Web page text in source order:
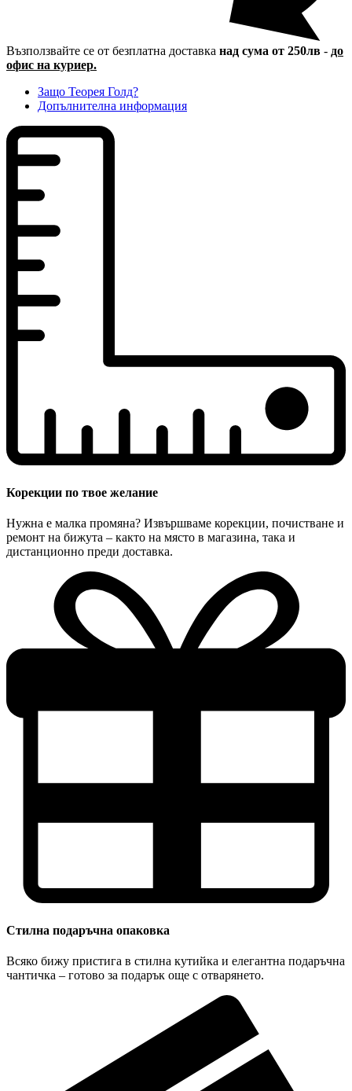
Възползвайте се от безплатна доставка над сума от 250лв - до
офис на куриер.
Защо Теорея Голд?
Допълнителна информация
Корекции по твое желание
Нужна е малка промяна? Извършваме корекции, почистване и
ремонт на бижута – както на място в магазина, така и
дистанционно преди доставка.
Стилна подаръчна опаковка
Всяко бижу пристига в стилна кутийка и елегантна подаръчна
чантичка – готово за подарък още с отварянето.